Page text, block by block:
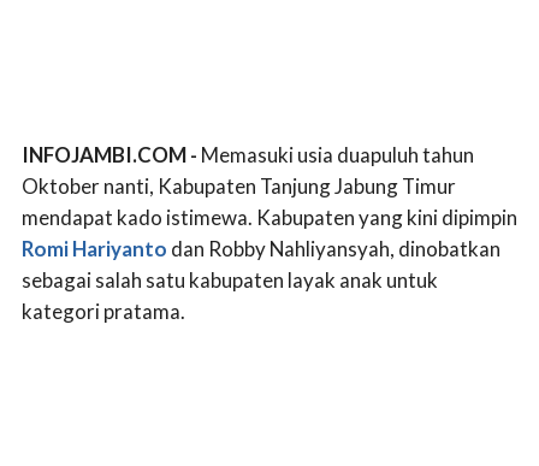
INFOJAMBI.COM - Memasuki usia duapuluh tahun
Oktober nanti, Kabupaten Tanjung Jabung Timur
mendapat kado istimewa. Kabupaten yang kini dipimpin
Romi Hariyanto dan Robby Nahliyansyah, dinobatkan
sebagai salah satu kabupaten layak anak untuk
kategori pratama.